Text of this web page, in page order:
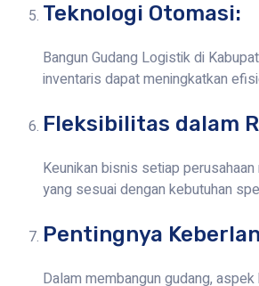
Teknologi Otomasi:
Bangun Gudang Logistik di
inventaris dapat meningkatkan
Fleksibilitas dalam
Keunikan bisnis setiap
yang sesuai dengan kebutuhan
Pentingnya
Dalam membangun gudang,